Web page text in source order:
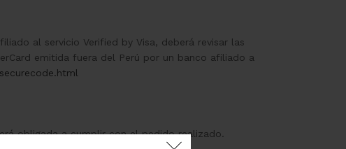
al servicio Verified by Visa, deberá revisar las
emitida fuera del Perú por un banco afiliado a
obligada a cumplir con el pedido realizado.